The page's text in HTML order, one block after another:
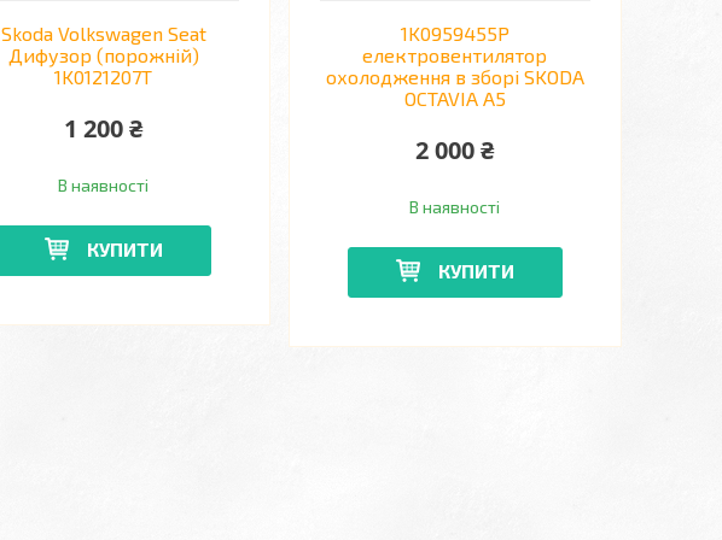
Skoda Volkswagen Seat
Дифузор (порожній)
1K0121207T
1 200 ₴
В наявності
КУПИТИ
1K0959455P
електровентилятор
охолодження в зборі SKODA
OCTAVIA A5
2 000 ₴
В наявності
КУПИТИ